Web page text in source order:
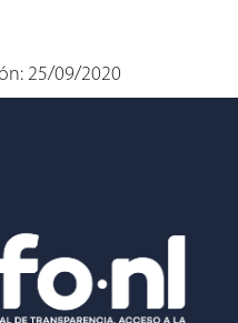
25/09/2020